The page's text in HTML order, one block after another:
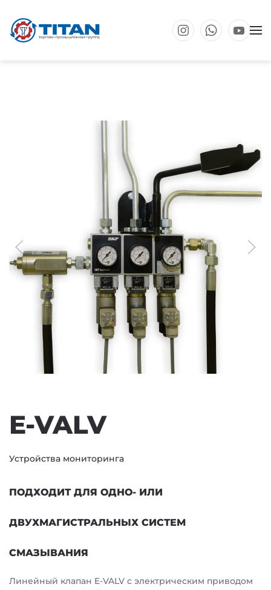
Перейти к основному содержанию
E-VALV
Устройства мониторинга
ПОДХОДИТ ДЛЯ ОДНО- ИЛИ
ДВУХМАГИСТРАЛЬНЫХ СИСТЕМ
СМАЗЫВАНИЯ
Линейный клапан E-VALV с электрическим приводом